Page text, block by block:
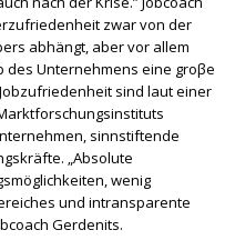
zwar von der
abhängt, aber vor allem
Unternehmens eine groβe
sind laut einer
sinnstiftende
„Absolute
wenig
und intransparente
Gerdenits.